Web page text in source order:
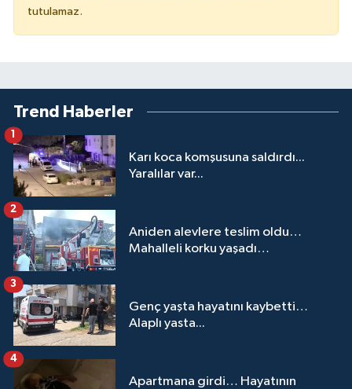
tutulamaz.
Trend Haberler
Karı koca komşusuna saldırdı...
Yaralılar var...
1
Aniden alevlere teslim oldu…
Mahalleli korku yaşadı…
2
Genç yaşta hayatını kaybetti…
Alaplı yasta...
3
Apartmana girdi… Hayatının
4